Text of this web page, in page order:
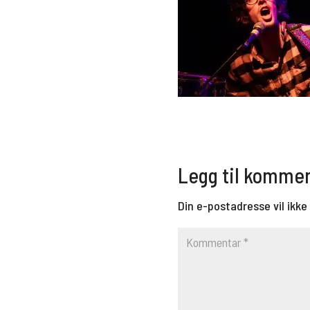
Legg til
Din e-postadresse vil